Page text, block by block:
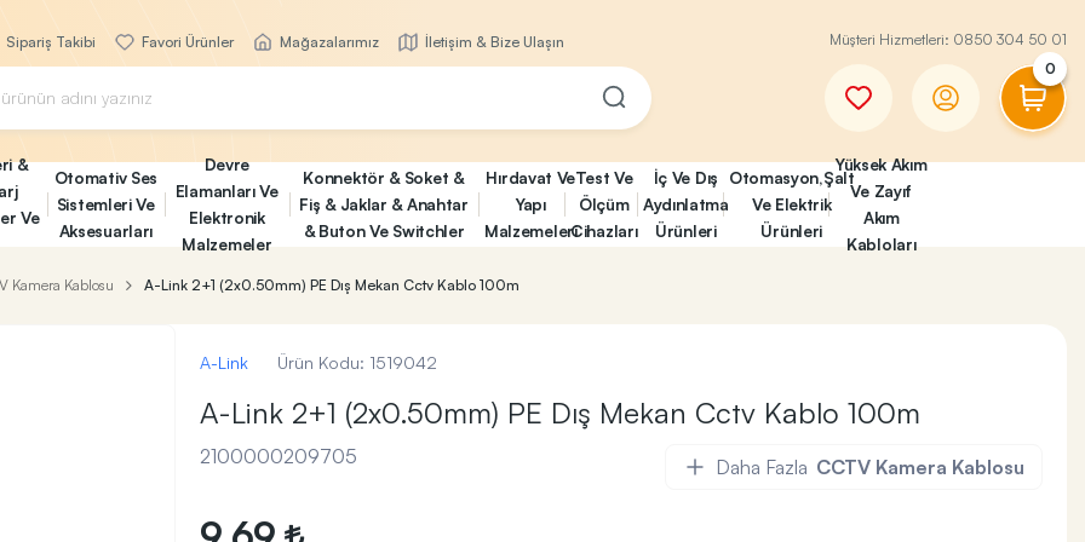
Sipariş Takibi Favori Ürünler Mağazalarımız İletişim & Bize Ulaşın Müşteri Hizmetleri: 0850 304 50 01
0
&
Ve
Otomativ Ses
Sistemleri Ve
Aksesuarları
Devre
Elamanları Ve
Elektronik
Malzemeler
Konnektör & Soket &
Fiş & Jaklar & Anahtar
& Buton Ve Switchler
Hırdavat Ve
Yapı
Malzemeleri
Test Ve
Ölçüm
Cihazları
İç Ve Dış
Aydınlatma
Ürünleri
Otomasyon,Şalt
Ve Elektrik
Ürünleri
Yüksek Akım
Ve Zayıf
Akım
Kabloları
Kamera Kablosu A-Link 2+1 (2x0.50mm) PE Dış Mekan Cctv Kablo 100m
A-Link Ürün Kodu: 1519042
A-Link 2+1 (2x0.50mm) PE Dış Mekan Cctv Kablo 100m
2100000209705 Daha Fazla CCTV Kamera Kablosu